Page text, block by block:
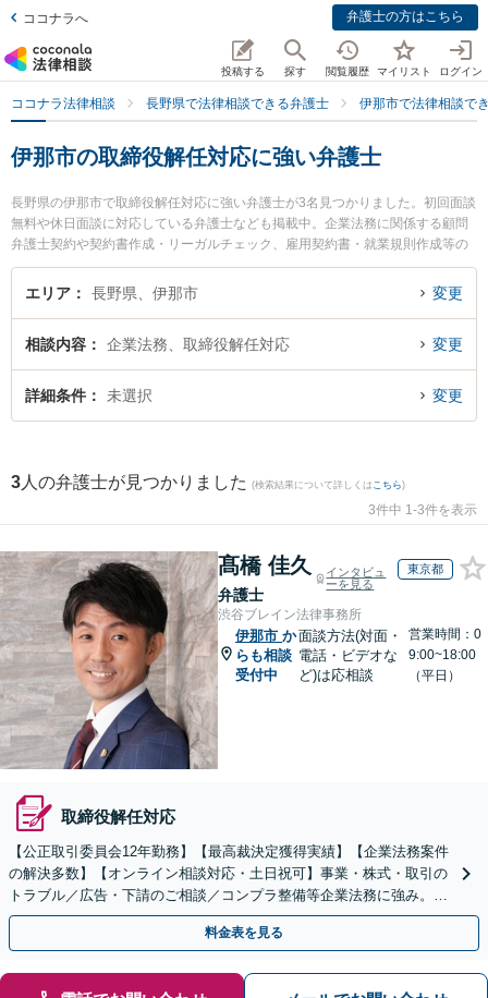
ココナラへ 弁護士の方はこちら
投稿する 探す 閲覧履歴 マイリスト ログイン
ココナラ法律相談 長野県で法律相談できる弁護士 伊那市で法律相談で
伊那市の取締役解任対応に強い弁護士
長野県の伊那市で取締役解任対応に強い弁護士が3名見つかりました。初回面談
無料や休日面談に対応している弁護士なども掲載中。企業法務に関係する顧問
弁護士契約や契約書作成・リーガルチェック、雇用契約書・就業規則作成等の
細かな分野での絞り込み検索もでき便利です。特に唐澤洋祐法律事務所の唐澤
洋祐弁護士やひなた法律事務所の太田 明良弁護士、牧田法律事務所の牧田 豊彦
談したい』『取締役解任対応のトラブル解決の実績豊富な近くの弁護士を検索
したい』『初回相談無料で取締役解任対応を法律相談できる伊那市内の弁護士
に相談予約したい』などでお困りの相談者さんにおすすめです。
エリア 長野県、伊那市 変更
相談内容 企業法務、取締役解任対応 変更
詳細条件 未選択 変更
3 人の弁護士が見つかりました (検索結果について詳しくは こちら)
3件中 1-3件を表示
髙橋 佳久
弁護士
インタビュ
ーを見る
東京都
渋谷ブレイン法律事務所
伊那市 か
らも相談
受付中
面談方法(対面・
電話・ビデオな
ど)は応相談
営業時間：0
9:00~18:00
（平日）
取締役解任対応
【公正取引委員会12年勤務】【最高裁決定獲得実績】【企業法務案件
の解決多数】【オンライン相談対応・土日祝可】事業・株式・取引の
トラブル／広告・下請のご相談／コンプラ整備等企業法務に強み。株
式の相続／誹謗中傷対策／不動産問題まで幅広く対応！
料金表を見る